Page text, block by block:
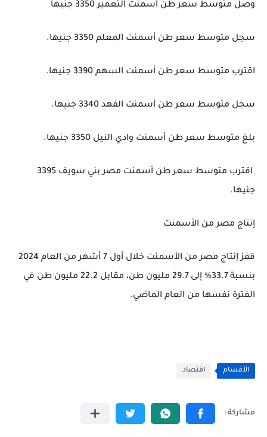
وصل متوسط سعر طن أسمنت التعمير 3350 جنيها
سجل متوسط سعر طن أسمنت المعلم 3350 جنيها.
اقترب متوسط سعر طن أسمنت السهم 3390 جنيها.
سجل متوسط سعر طن أسمنت الفهد 3340 جنيها.
بلغ متوسط سعر طن أسمنت وادي النيل 3350 جنيها.
اقترب متوسط سعر طن أسمنت مصر بني سويف 3395
جنيها.
إنتاج مصر من الأسمنت
قفز إنتاج مصر من الأسمنت خلال أول 7 أشهر من العام 2024
بنسبة 33.7% إلى 29.7 مليون طن، مقابل 22.2 مليون طن في
الفترة نفسها من العام الماضي.
الأقسام اقتصاد